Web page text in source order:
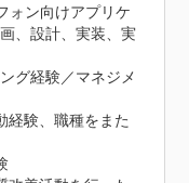
ォン向けアプリケ
、設計、実装、実
グ経験／マネジメ
経験、職種をまた